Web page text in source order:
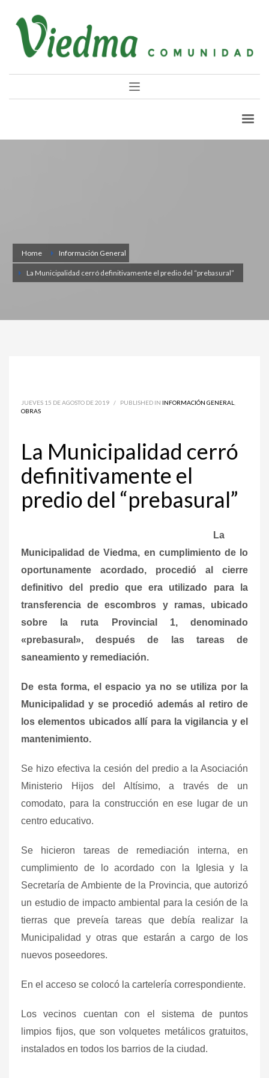
Home Información General
La Municipalidad cerró definitivamente el predio del “prebasural”
JUEVES 15 DE AGOSTO DE 2019 / PUBLISHED IN INFORMACIÓN GENERAL
OBRAS
La Municipalidad cerró
definitivamente el
predio del “prebasural”
La
Municipalidad de Viedma, en cumplimiento de lo
oportunamente acordado, procedió al cierre
definitivo del predio que era utilizado para la
transferencia de escombros y ramas, ubicado
sobre la ruta Provincial 1, denominado
«prebasural», después de las tareas de
saneamiento y remediación.
De esta forma, el espacio ya no se utiliza por la
Municipalidad y se procedió además al retiro de
los elementos ubicados allí para la vigilancia y el
mantenimiento.
Se hizo efectiva la cesión del predio a la Asociación
Ministerio Hijos del Altísimo, a través de un
comodato, para la construcción en ese lugar de un
centro educativo.
Se hicieron tareas de remediación interna, en
cumplimiento de lo acordado con la Iglesia y la
Secretaría de Ambiente de la Provincia, que autorizó
un estudio de impacto ambiental para la cesión de la
tierras que preveía tareas que debía realizar la
Municipalidad y otras que estarán a cargo de los
nuevos poseedores.
En el acceso se colocó la cartelería correspondiente.
Los vecinos cuentan con el sistema de puntos
limpios fijos, que son volquetes metálicos gratuitos,
instalados en todos los barrios de la ciudad.